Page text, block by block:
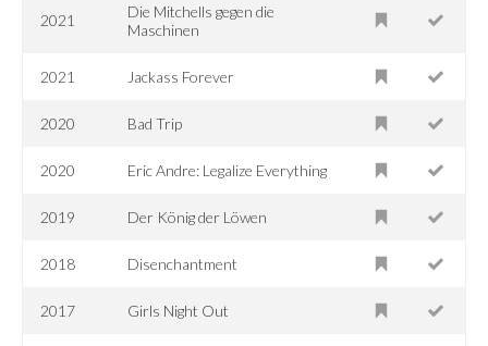
2021
Die Mitchells gegen die
Maschinen
2021 Jackass Forever
2020 Bad Trip
2020 Eric Andre: Legalize Everything
2019 Der König der Löwen
2018 Disenchantment
2017 Girls Night Out